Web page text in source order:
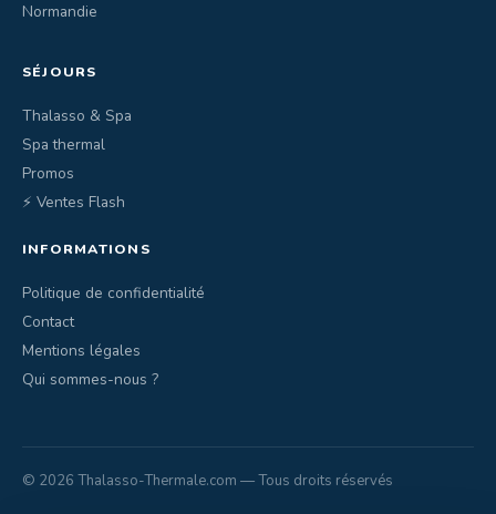
Normandie
SÉJOURS
Thalasso & Spa
Spa thermal
Promos
⚡ Ventes Flash
INFORMATIONS
Politique de confidentialité
Contact
Mentions légales
Qui sommes-nous ?
© 2026 Thalasso-Thermale.com — Tous droits réservés